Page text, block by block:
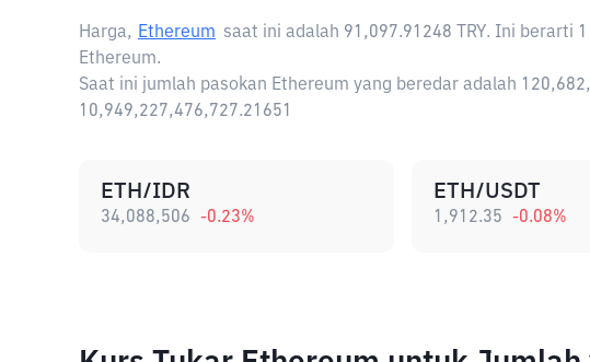
Harga, Ethereum saat ini adalah 91,097.91248 TRY. Ini berarti 1
Ethereum.
Saat ini jumlah pasokan Ethereum yang beredar adalah
10,949,227,476,727.21651
ETH/IDR
34,088,506 -0.23%
ETH/USDT
1,912.35 -0.08%